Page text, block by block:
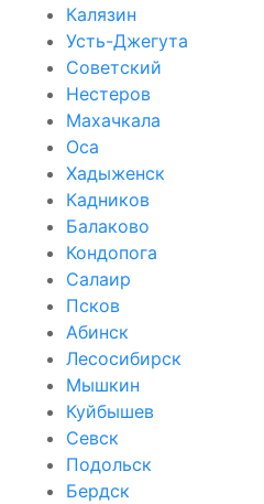
Калязин
Усть-Джегута
Советский
Нестеров
Махачкала
Оса
Хадыженск
Кадников
Балаково
Кондопога
Салаир
Псков
Абинск
Лесосибирск
Мышкин
Куйбышев
Севск
Подольск
Бердск